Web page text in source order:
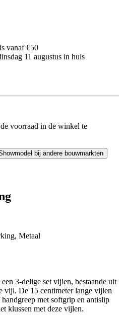
vanaf €50
11 augustus in huis
voorraad in de winkel te
bij andere bouwmarkten
Metaal
3-delige set vijlen, bestaande uit
vijl. De 15 centimeter lange vijlen
met softgrip en antislip
klussen met deze vijlen.